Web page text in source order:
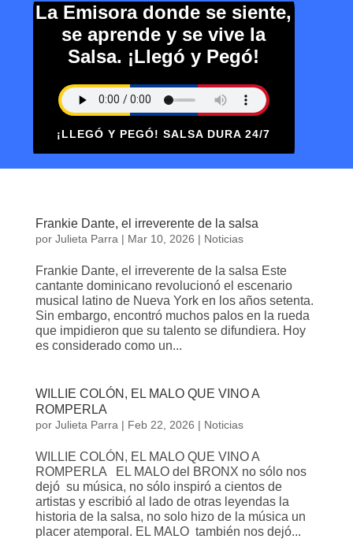
La Emisora donde se siente,
se aprende y se vive la
Salsa. ¡Llegó y Pegó!
¡LLEGÓ Y PEGÓ! SALSA DURA 24/7
Frankie Dante, el irreverente de la salsa
por Julieta Parra | Mar 10, 2026 | Noticias
Frankie Dante, el irreverente de la salsa Este
cantante dominicano revolucionó el escenario
musical latino de Nueva York en los años setenta.
Sin embargo, encontró muchos palos en la rueda
que impidieron que su talento se difundiera. Hoy
es considerado como un...
WILLIE COLÓN, EL MALO QUE VINO A
ROMPERLA
por Julieta Parra | Feb 22, 2026 | Noticias
WILLIE COLÓN, EL MALO QUE VINO A
ROMPERLA EL MALO del BRONX no sólo nos
dejó su música, no sólo inspiró a cientos de
artistas y escribió al lado de otras leyendas la
historia de la salsa, no solo hizo de la música un
placer atemporal. EL MALO también nos dejó...